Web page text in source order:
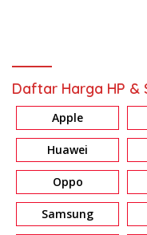
Daftar Harga HP &
Apple
Huawei
Oppo
Samsung